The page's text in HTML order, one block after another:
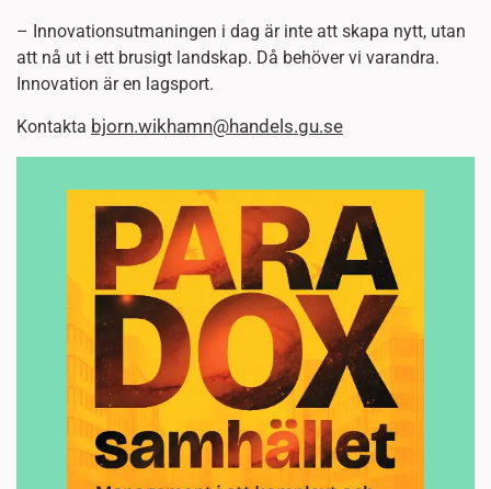
– Innovationsutmaningen i dag är inte att skapa nytt, utan
att nå ut i ett brusigt landskap. Då behöver vi varandra.
Innovation är en lagsport.
Kontakta bjorn.wikhamn@handels.gu.se